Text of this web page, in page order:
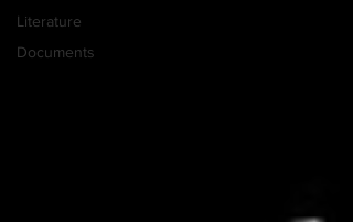
Literature
Documents